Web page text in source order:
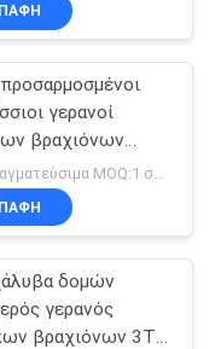
γερανοί
βραχιόνων
25t
δομών
γερανός
βραχιόνων 3T